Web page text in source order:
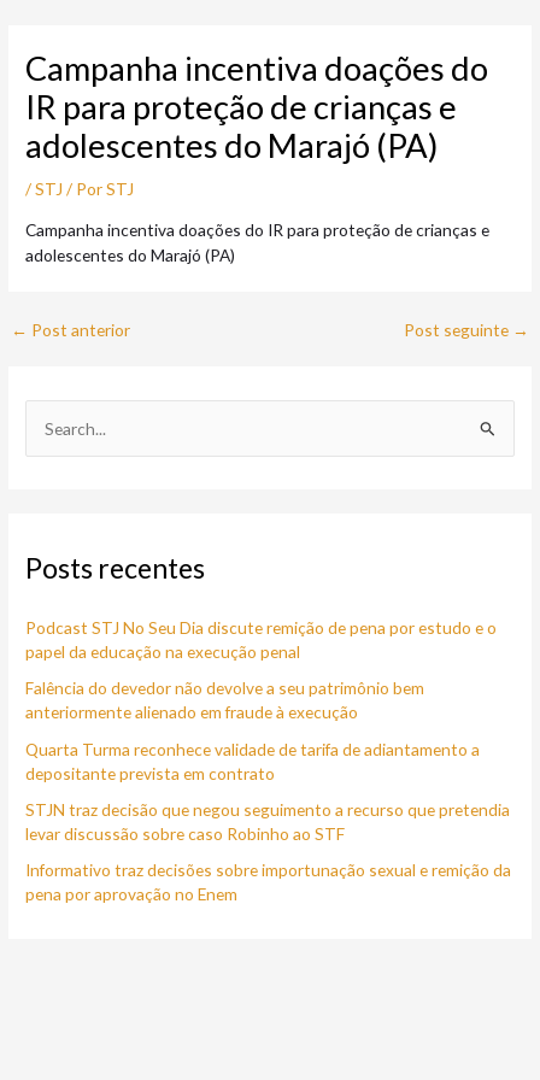
conteúdo
Campanha incentiva doações do
IR para proteção de crianças e
adolescentes do Marajó (PA)
/STJ / PorSTJ
Campanha incentiva doações do IR para proteção de crianças e
adolescentes do Marajó (PA)
← Post anterior Post seguinte →
u
s
a
r
o
:
Posts recentes
Podcast STJ No Seu Dia discute remição de pena por estudo e o
papel da educação na execução penal
Falência do devedor não devolve a seu patrimônio bem
anteriormente alienado em fraude à execução
Quarta Turma reconhece validade de tarifa de adiantamento a
depositante prevista em contrato
STJN traz decisão que negou seguimento a recurso que pretendia
levar discussão sobre caso Robinho ao STF
Informativo traz decisões sobre importunação sexual e remição da
pena por aprovação no Enem